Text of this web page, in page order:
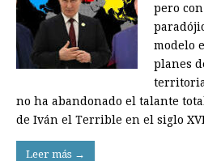
pero
modelo
planes
no ha abandonado el talante
de Iván el Terrible en el siglo
Leer más →